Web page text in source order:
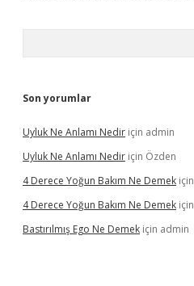
Son yorumlar
Uyluk Ne Anlamı Nedir için admin
Uyluk Ne Anlamı Nedir için Özden
4 Derece Yoğun Bakım Ne Demek için
4 Derece Yoğun Bakım Ne Demek için
Bastırılmış Ego Ne Demek için admin